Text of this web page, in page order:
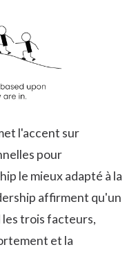
l'accent sur
pour
le mieux adapté à la
affirment qu'un
trois facteurs,
et la